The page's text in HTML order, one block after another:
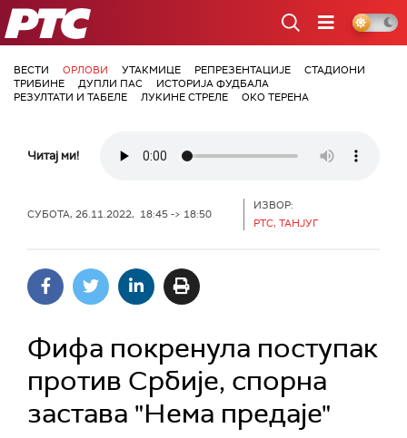
РТС
ВЕСТИ ОРЛОВИ УТАКМИЦЕ РЕПРЕЗЕНТАЦИЈЕ
СТАДИОНИ
ТРИБИНЕ
ДУПЛИ ПАС
ИСТОРИЈА ФУДБАЛА
РЕЗУЛТАТИ И ТАБЕЛЕ
ЛУКИНЕ СТРЕЛЕ ОКО ТЕРЕНА
Читај ми!
СУБОТА, 26.11.2022, 18:45 -> 18:50
ИЗВОР:
РТС, ТАНЈУГ
Фифа покренула поступак
против Србије, спорна
застава "Нема предаје"